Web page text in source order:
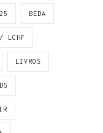
BEDA
LCHF
LIVROS